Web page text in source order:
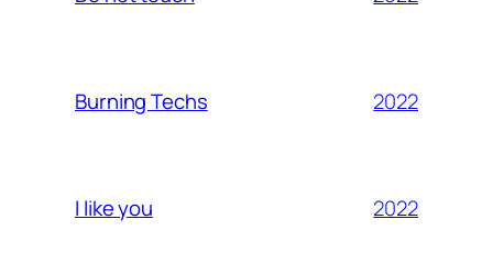
Burning Techs 2022
I like you 2022